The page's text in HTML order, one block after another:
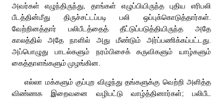
அவர்கள் எழுந்திருந்து, தாங்கள் எழுப்பியிருந்த புதிய எரிபலி
பீடத்தின்மீது திருச்சட்டப்படி பலி ஒப்புக்கொடுத்தார்கள்.
வேற்றினத்தார் பலிபீடத்தைத் தீட்டுப்படுத்தியிருந்த அதே
காலத்தில் அதே நாளில் அது மீண்டும் அர்ப்பணிக்கப்பட்டது.
அப்பொழுது பாடல்களும் நரம்பிசைக் கருவிகளும் யாழ்களும்
கைத்தாளங்களும் முழங்கின.
எல்லா மக்களும் குப்புற விழுந்து தங்களுக்கு வெற்றி அளித்த
விண்ணக இறைவனை வழிபட்டு வாழ்த்தினார்கள்; பலிபீட